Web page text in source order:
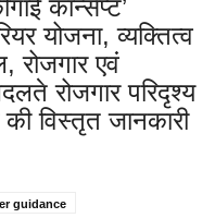
कॉन्सेप्ट’
योजना, व्यक्तित्व
रोजगार एवं
रोजगार परिदृश्य
विस्तृत जानकारी
guidance